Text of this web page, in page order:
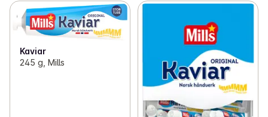
Kaviar
245 g, Mills